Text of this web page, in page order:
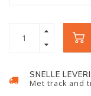
SNELLE
Met track and